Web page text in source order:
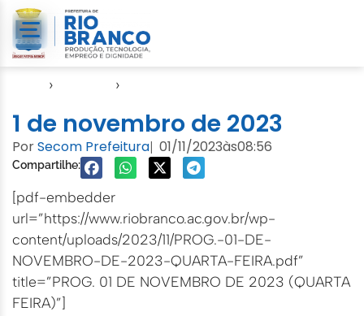
› ›
1 de novembro de 2023
PorSecom Prefeitura| 01/11/2023às08:56
Compartilhe:
[pdf-embedder
url=”https://www.riobranco.ac.gov.br/wp-
content/uploads/2023/11/PROG.-01-DE-
NOVEMBRO-DE-2023-QUARTA-FEIRA.pdf”
title=”PROG. 01 DE NOVEMBRO DE 2023 (QUARTA
FEIRA)”]